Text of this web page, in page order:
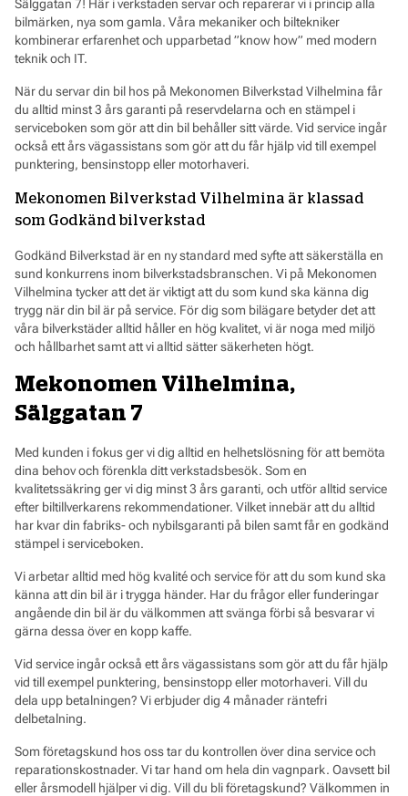
Sälggatan 7! Här i verkstaden servar och reparerar vi i princip alla
bilmärken, nya som gamla. Våra mekaniker och biltekniker
kombinerar erfarenhet och upparbetad ”know how” med modern
teknik och IT.
När du servar din bil hos på Mekonomen Bilverkstad Vilhelmina får
du alltid minst 3 års garanti på reservdelarna och en stämpel i
serviceboken som gör att din bil behåller sitt värde. Vid service ingår
också ett års vägassistans som gör att du får hjälp vid till exempel
punktering, bensinstopp eller motorhaveri.
Mekonomen Bilverkstad Vilhelmina är klassad
som Godkänd bilverkstad
Godkänd Bilverkstad är en ny standard med syfte att säkerställa en
sund konkurrens inom bilverkstadsbranschen. Vi på Mekonomen
Vilhelmina tycker att det är viktigt att du som kund ska känna dig
trygg när din bil är på service. För dig som bilägare betyder det att
våra bilverkstäder alltid håller en hög kvalitet, vi är noga med miljö
och hållbarhet samt att vi alltid sätter säkerheten högt.
Mekonomen Vilhelmina,
Sälggatan 7
Med kunden i fokus ger vi dig alltid en helhetslösning för att bemöta
dina behov och förenkla ditt verkstadsbesök. Som en
kvalitetssäkring ger vi dig minst 3 års garanti, och utför alltid service
efter biltillverkarens rekommendationer. Vilket innebär att du alltid
har kvar din fabriks- och nybilsgaranti på bilen samt får en godkänd
stämpel i serviceboken.
Vi arbetar alltid med hög kvalité och service för att du som kund ska
känna att din bil är i trygga händer. Har du frågor eller funderingar
angående din bil är du välkommen att svänga förbi så besvarar vi
gärna dessa över en kopp kaffe.
Vid service ingår också ett års vägassistans som gör att du får hjälp
vid till exempel punktering, bensinstopp eller motorhaveri. Vill du
dela upp betalningen? Vi erbjuder dig 4 månader räntefri
delbetalning.
Som företagskund hos oss tar du kontrollen över dina service och
reparationskostnader. Vi tar hand om hela din vagnpark. Oavsett bil
eller årsmodell hjälper vi dig. Vill du bli företagskund? Välkommen in